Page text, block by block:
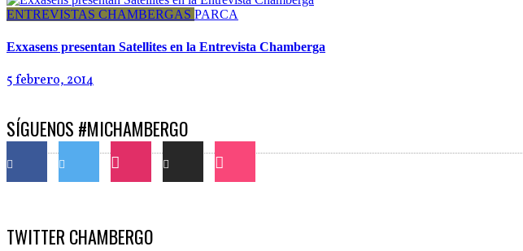
ENTREVISTAS CHAMBERGAS PARCA
Exxasens presentan Satellites en la Entrevista Chamberga
5 febrero, 2014
SÍGUENOS #MICHAMBERGO
TWITTER CHAMBERGO